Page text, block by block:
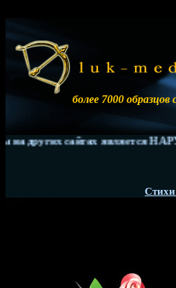
более 7000 образцов
на других сайтах является